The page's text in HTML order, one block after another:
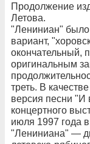
Продолжение
Летова.
"Лениниан" было
вариант,
окончательный,
оригинальным
треть. В
версия песни "И
концертного
июля 1997 года
"Лениниана" —